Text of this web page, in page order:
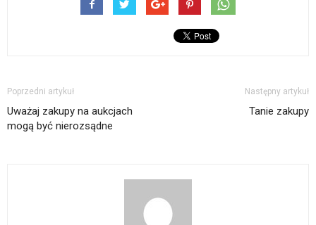
Poprzedni artykuł
Uważaj zakupy na aukcjach
mogą być nierozsądne
Następny artykuł
Tanie zakupy